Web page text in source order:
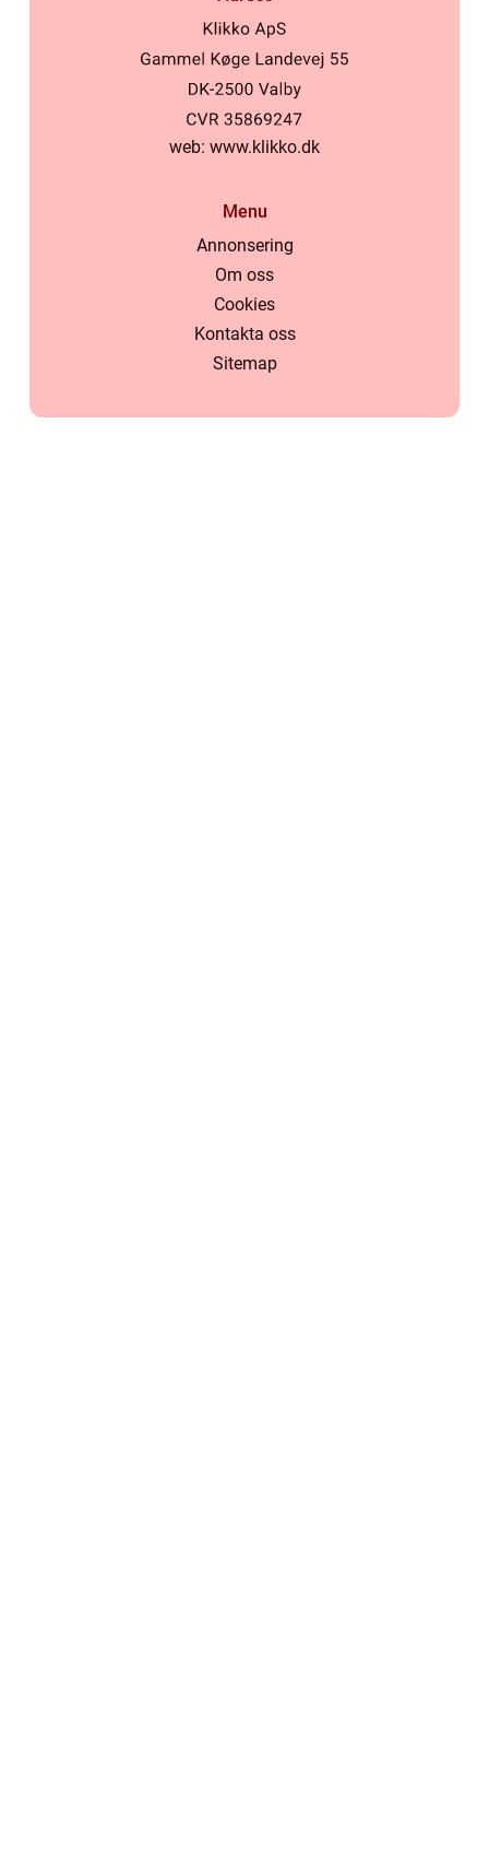
web: www.klikko.dk
Menu
Annonsering
Om oss
Cookies
Kontakta oss
Sitemap